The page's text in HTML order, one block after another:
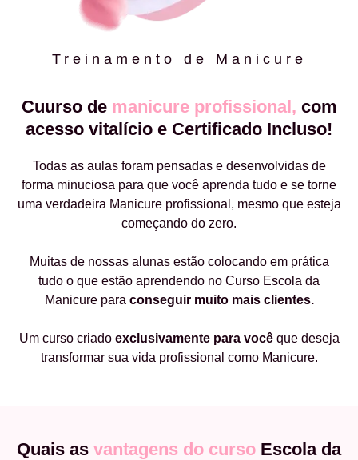
Treinamento de Manicure
Cuurso de manicure profissional, com
acesso vitalício e Certificado Incluso!
Todas as aulas foram pensadas e desenvolvidas de
forma minuciosa para que você aprenda tudo e se torne
uma verdadeira Manicure profissional, mesmo que esteja
começando do zero.
Muitas de nossas alunas estão colocando em prática
tudo o que estão aprendendo no Curso Escola da
Manicure para conseguir muito mais clientes.
Um curso criado exclusivamente para vocêque deseja
transformar sua vida profissional como Manicure.
Quais as vantagens do curso Escola da